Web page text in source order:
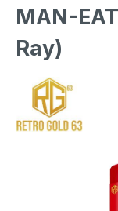
MAN-
Ray)
Bildergalerie